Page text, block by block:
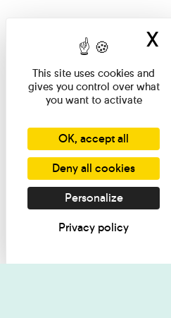
This site uses cookies and
gives you control over what
you want to activate
OK, accept all
Deny all cookies
Personalize
Privacy policy
X